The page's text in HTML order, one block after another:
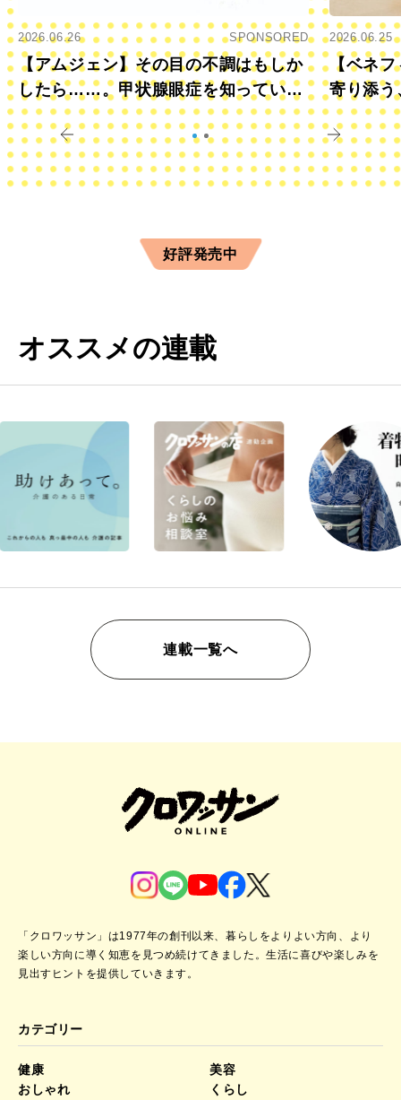
2026.06.26 SPONSORED
【アムジェン】その目の不調はもしか
したら……。甲状腺眼症を知っていま
すか？
2026.06.25
【ベネフ
寄り添う
きに
好評発売中
オススメの連載
連載一覧へ
「クロワッサン」は1977年の創刊以来、暮らしをよりよい方向、より
楽しい方向に導く知恵を見つめ続けてきました。生活に喜びや楽しみを
見出すヒントを提供していきます。
カテゴリー
健康
美容
おしゃれ
くらし